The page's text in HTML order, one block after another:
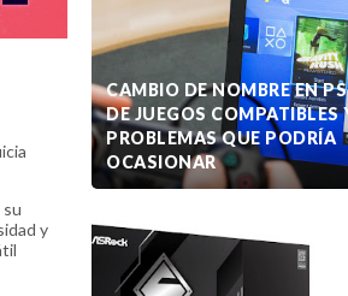
y
CAMBIO DE NOMBRE EN
DE JUEGOS COMPATIBLES
PROBLEMAS QUE PODRÍA
OCASIONAR